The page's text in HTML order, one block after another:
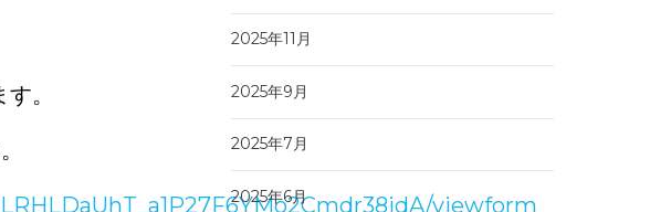
。
。
viewform
2025年11月
2025年9月
2025年7月
2025年6月